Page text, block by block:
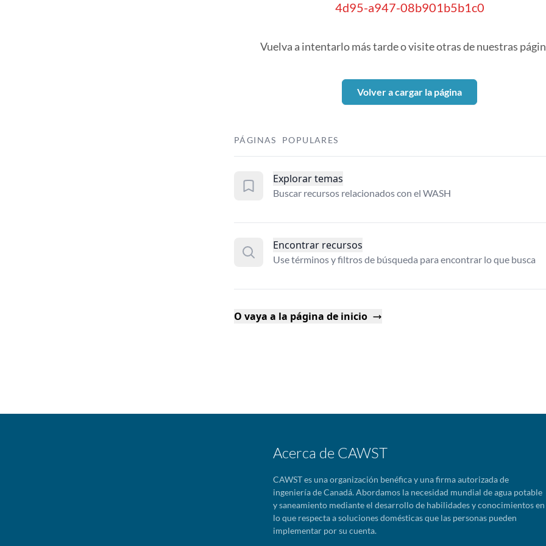
4d95-a947-08b901b5b1c0
Vuelva a intentarlo más tarde o visite otras de nuestras
Volver a cargar la página
PÁGINAS POPULARES
Explorar temas
Buscar recursos relacionados con el WASH
Encontrar recursos
Use términos y filtros de búsqueda para encontrar lo que busca
O vaya a la página de inicio
Acerca de CAWST
CAWST es una organización benéfica y una firma autorizada de
ingeniería de Canadá. Abordamos la necesidad mundial de agua potable
y saneamiento mediante el desarrollo de habilidades y conocimientos en
lo que respecta a soluciones domésticas que las personas pueden
implementar por su cuenta.